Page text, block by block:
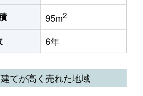
95m2
6年
てが高く売れた地域